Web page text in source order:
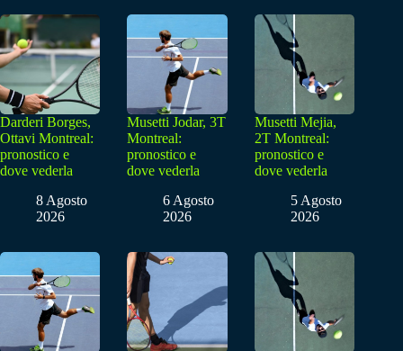
Darderi Borges,
Ottavi Montreal:
pronostico e
dove vederla
8 Agosto
2026
Musetti Jodar, 3T
Montreal:
pronostico e
dove vederla
6 Agosto
2026
Musetti Mejia,
2T Montreal:
pronostico e
dove vederla
5 Agosto
2026